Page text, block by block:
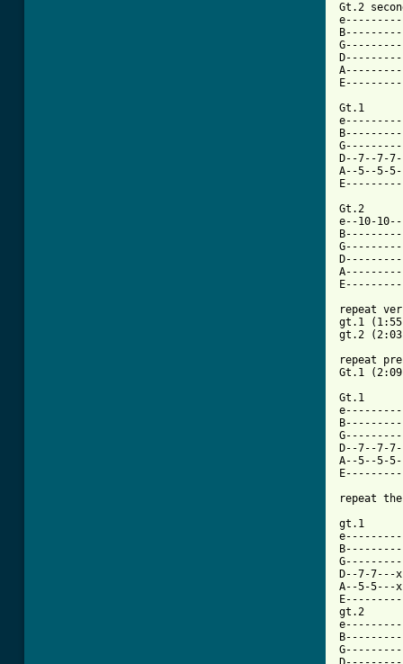
Gt.2
Gt.1
D--7--7-
A--5--5-
Gt.2
e--10-
repeat
gt.1
gt.2
repeat
Gt.1
Gt.1
D--7--7-
A--5--5-
repeat
gt.1
D--7-
A--5-5---